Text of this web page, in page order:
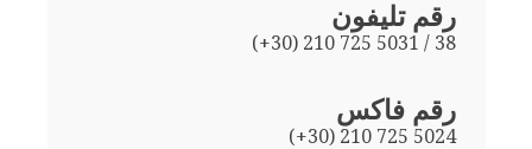
رقم تليفون
(+30) 210 725 5031 / 38
رقم فاكس
(+30) 210 725 5024